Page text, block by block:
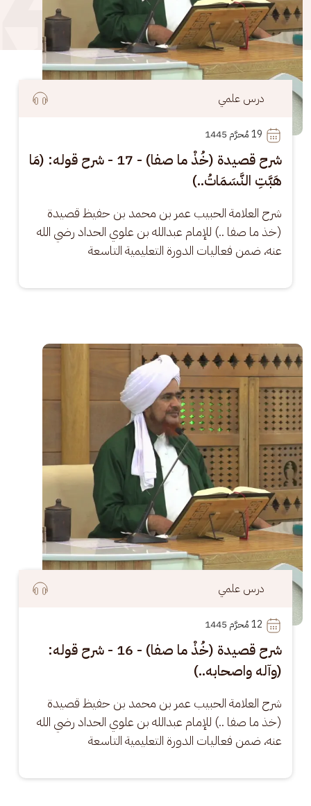
درس علمي
19
شرح قصيدة (خُذْ ما صفا) - 17 - شرح قوله: (مَا
هَبَّتِ النَّسَمَاتُ..)
شرح العلامة الحبيب عمر بن محمد بن حفيظ قصيدة
(خذ ما صفا ..) للإمام عبدالله بن علوي الحداد رضي الله
عنه، ضمن فعاليات الدورة التعليمية التاسعة
الصورة
درس علمي
12
شرح قصيدة (خُذْ ما صفا) - 16 - شرح قوله:
(وآله واصحابه..)
شرح العلامة الحبيب عمر بن محمد بن حفيظ قصيدة
(خذ ما صفا ..) للإمام عبدالله بن علوي الحداد رضي الله
عنه، ضمن فعاليات الدورة التعليمية التاسعة